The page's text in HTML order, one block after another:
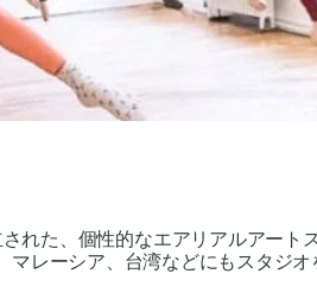
れた、個性的なエアリアルアート
レーシア、台湾などにもスタジ